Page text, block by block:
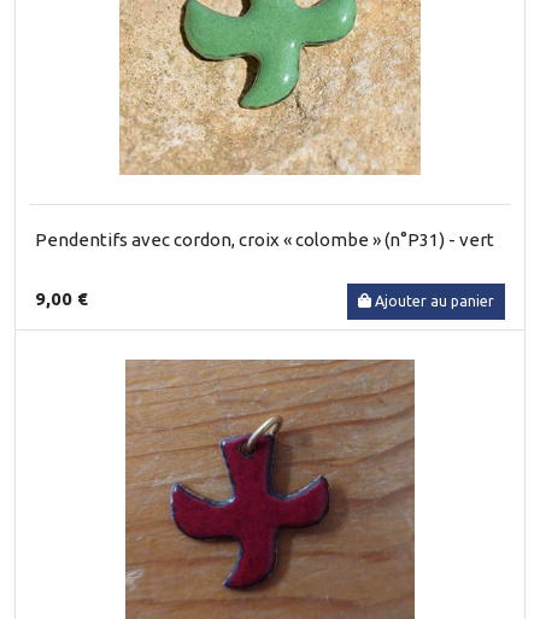
Pendentifs avec cordon, croix « colombe » (n°P31) - vert
9,00 € Ajouter au panier